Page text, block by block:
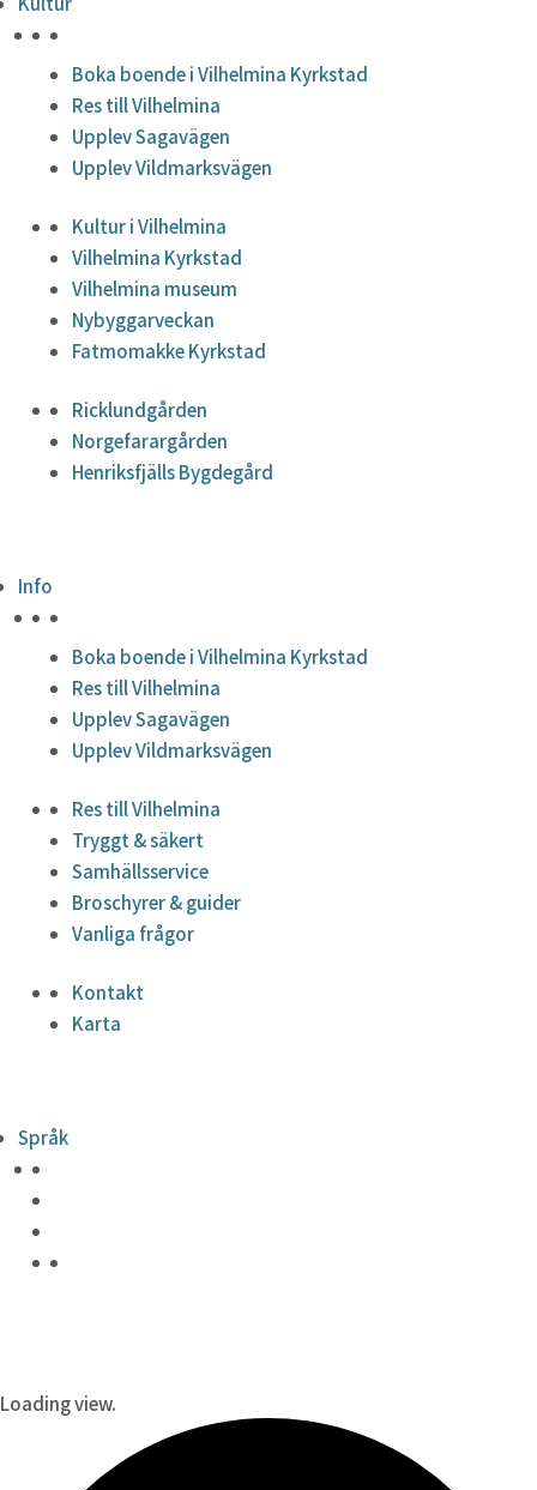
Boka boende i Vilhelmina Kyrkstad
Res till Vilhelmina
Upplev Sagavägen
Upplev Vildmarksvägen
Kultur i Vilhelmina
Vilhelmina Kyrkstad
Vilhelmina museum
Nybyggarveckan
Fatmomakke Kyrkstad
Ricklundgården
Norgefarargården
Henriksfjälls Bygdegård
Info
Boka boende i Vilhelmina Kyrkstad
Res till Vilhelmina
Upplev Sagavägen
Upplev Vildmarksvägen
Res till Vilhelmina
Tryggt & säkert
Samhällsservice
Broschyrer & guider
Vanliga frågor
Kontakt
Karta
Språk
Loading view.